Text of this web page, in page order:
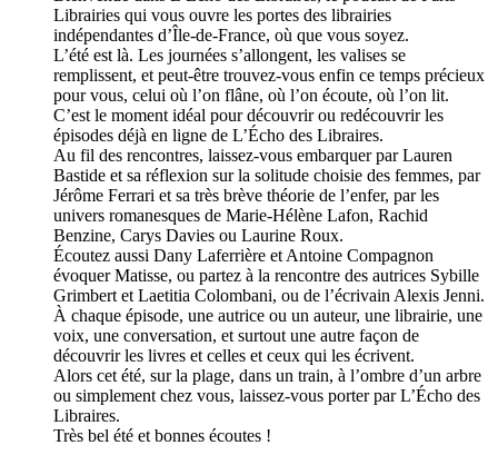
Librairies qui vous ouvre les portes des librairies
indépendantes d’Île-de-France, où que vous soyez.
L’été est là. Les journées s’allongent, les valises se
remplissent, et peut-être trouvez-vous enfin ce temps précieux
pour vous, celui où l’on flâne, où l’on écoute, où l’on lit.
C’est le moment idéal pour découvrir ou redécouvrir les
épisodes déjà en ligne de L’Écho des Libraires.
Au fil des rencontres, laissez-vous embarquer par Lauren
Bastide et sa réflexion sur la solitude choisie des femmes, par
Jérôme Ferrari et sa très brève théorie de l’enfer, par les
univers romanesques de Marie-Hélène Lafon, Rachid
Benzine, Carys Davies ou Laurine Roux.
Écoutez aussi Dany Laferrière et Antoine Compagnon
évoquer Matisse, ou partez à la rencontre des autrices Sybille
Grimbert et Laetitia Colombani, ou de l’écrivain Alexis Jenni.
À chaque épisode, une autrice ou un auteur, une librairie, une
voix, une conversation, et surtout une autre façon de
découvrir les livres et celles et ceux qui les écrivent.
Alors cet été, sur la plage, dans un train, à l’ombre d’un arbre
ou simplement chez vous, laissez-vous porter par L’Écho des
Libraires.
Très bel été et bonnes écoutes !